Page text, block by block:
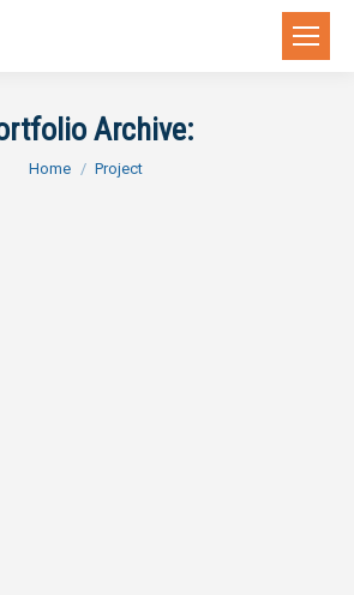
Archive:
You are here:
Home Project